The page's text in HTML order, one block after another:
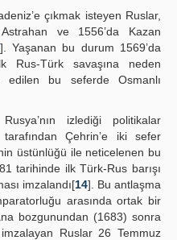
çıkmak isteyen Ruslar,
ve 1556’da Kazan
]. Yaşanan bu durum 1569’da
Rus-Türk savaşına neden
bu seferde Osmanlı
izlediği politikalar
Çehrin’e iki sefer
üstünlüğü ile neticelenen bu
tarihinde ilk Türk-Rus barışı
imzalandı[14]. Bu antlaşma
arasında ortak bir
bozgunundan (1683) sonra
Ruslar 26 Temmuz